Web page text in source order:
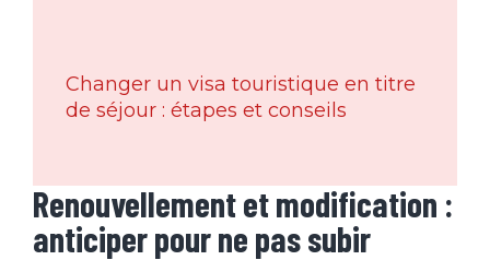
Changer un visa touristique en titre
de séjour : étapes et conseils
Renouvellement et modification :
anticiper pour ne pas subir